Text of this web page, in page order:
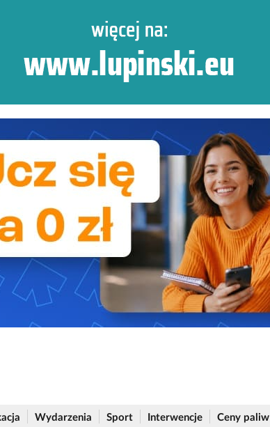
Wydarzenia Sport Interwencje Ceny paliw